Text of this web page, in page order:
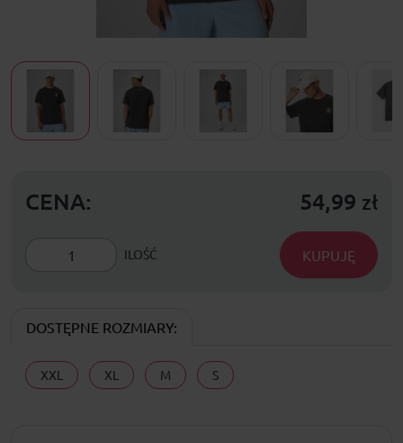
CENA: 54,99 zł
ILOŚĆ KUPUJĘ
DOSTĘPNE ROZMIARY:
XXL XL M S